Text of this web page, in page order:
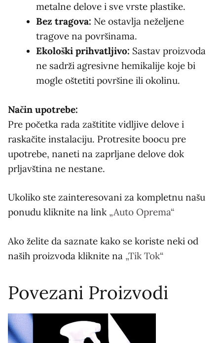
metalne delove i sve vrste plastike.
Bez tragova: Ne ostavlja neželjene
tragove na površinama.
Ekološki prihvatljivo: Sastav proizvoda
ne sadrži agresivne hemikalije koje bi
mogle oštetiti površine ili okolinu.
Način upotrebe:
Pre početka rada zaštitite vidljive delove i
raskačite instalaciju. Protresite boocu pre
upotrebe, naneti na zaprljane delove dok
prljavština ne nestane.
Ukoliko ste zainteresovani za kompletnu našu
ponudu kliknite na link „Auto Oprema“
Ako želite da saznate kako se koriste neki od
naših proizvoda kliknite na „Tik Tok“
Povezani Proizvodi